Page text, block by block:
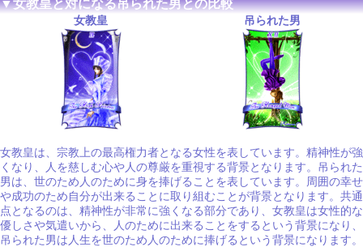
▼女教皇と対になる吊られた男との比較
女教皇 吊られた男
女教皇は、宗教上の最高権力者となる女性を表しています。精神性が強
くなり、人を慈しむ心や人の尊厳を重視する背景となります。吊られた
男は、世のため人のために身を捧げることを表しています。周囲の幸せ
や成功のため自分が出来ることに取り組むことが背景となります。共通
点となるのは、精神性が非常に強くなる部分であり、女教皇は女性的な
優しさや気遣いから、人のために出来ることをするという背景になり、
吊られた男は人生を世のため人のために捧げるという背景になります。